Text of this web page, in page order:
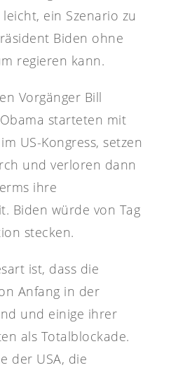
ein Szenario zu
Biden ohne
regieren kann.
Vorgänger Bill
starteten mit
US-Kongress, setzen
und verloren dann
ihre
Biden würde von Tag
stecken.
ist, dass die
Anfang in der
und einige ihrer
als Totalblockade.
der USA, die